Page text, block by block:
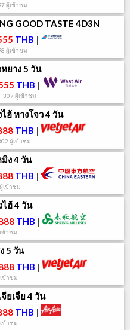
ผู้เข้าชม
GOOD TASTE 4D3N
THB |
ผู้เข้าชม
ยาง 5 วัน
THB |
307 ผู้เข้าชม
ฮ้ หางโจว 4 วัน
THB |
ผู้เข้าชม
ง 4 วัน
THB |
เข้าชม
ไฮ้ 4 วัน
THB |
ข้าชม
5 วัน
THB |
ข้าชม
ยเจี้ย 4 วัน
THB |
ข้าชม